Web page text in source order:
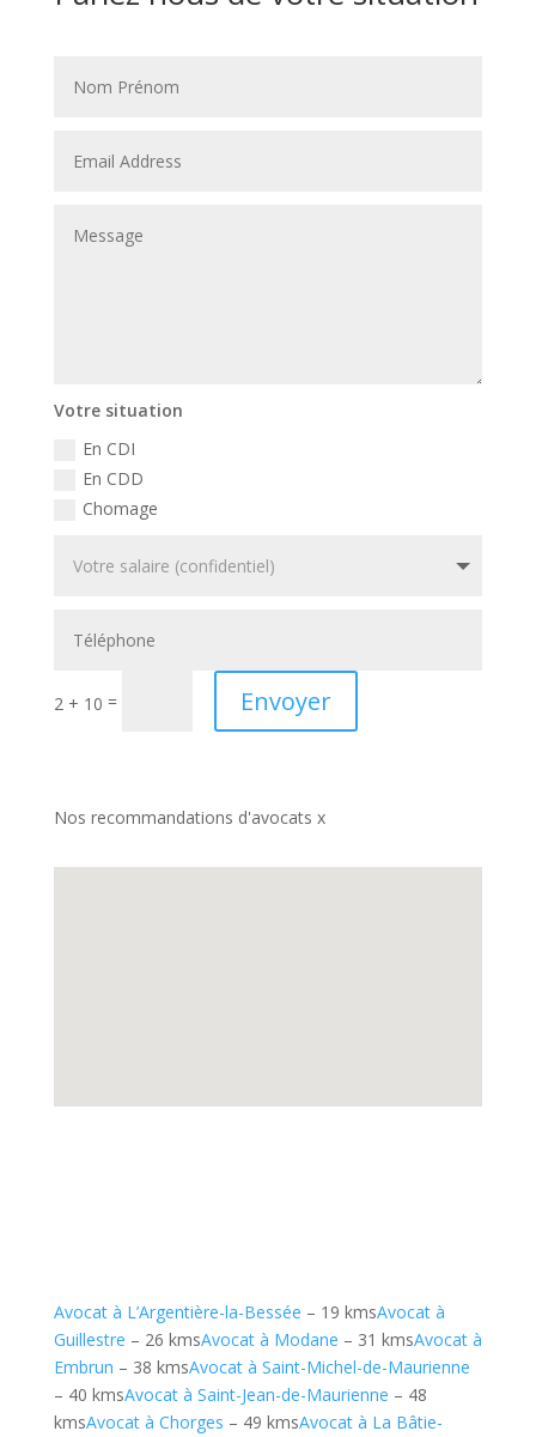
Votre situation
En CDI
En CDD
Chomage
2 + 10 = Envoyer
Nos recommandations d'avocats x
Avocat à L’Argentière-la-Bessée – 19 kmsAvocat à
Guillestre – 26 kmsAvocat à Modane – 31 kmsAvocat à
Embrun – 38 kmsAvocat à Saint-Michel-de-Maurienne
– 40 kmsAvocat à Saint-Jean-de-Maurienne – 48
kmsAvocat à Chorges – 49 kmsAvocat à La Bâtie-